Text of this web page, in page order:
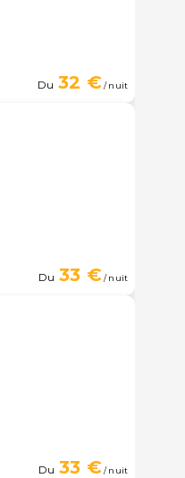
Du 32 €/ nuit
Du 33 €/ nuit
Du 33 €/ nuit